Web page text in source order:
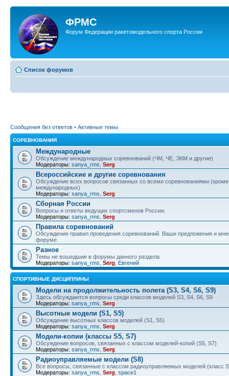
ФРМС
Форум Федерации ракетомодельного спорта России
Список форумов
Сообщения без ответов • Активные темы
СОРЕВНОВАНИЯ
Международные
Обсуждение международных соревнований (ЧМ, ЧЕ, ЭКМ и другие)
Модераторы: sanya_rms Serg
Всероссийские и другие соревнования
Обсуждение всех вопросов связанных со всеми соревнованиями (кроме
международных)
Модераторы: sanya_rms Serg
Сборная России
Вопросы и ответы ведущих спортсменов России.
Модераторы: sanya_rms Serg
Правила соревнований
Обсуждение правил проведения соревнований. Ваши предложения и
форуме.
Разное
Темы не вошедшие в форумы данного раздела
Модераторы: sanya_rms Serg Евгений
СПОРТИВНЫЕ ДИСЦИПЛИНЫ
Модели на продолжительность полета (S3, S4, S6, S9)
Здесь обсуждаются вопросы среди классов моделей S3, S4, S6, S9
Модераторы: sanya_rms Serg
Высотные модели (S1, S5)
Обсуждение высотных классов моделей (S1, S5)
Модераторы: sanya_rms Serg
Модели-копии (классы S5, S7)
Обсуждение вопросов, связанных с классом моделей-копий (S5, S7)
Модераторы: sanya_rms Serg
Радиоуправляемые модели (S8)
Все вопросы, связанные с классом радиоуправляемых моделей (класс
Модераторы: sanya_rms Serg space1